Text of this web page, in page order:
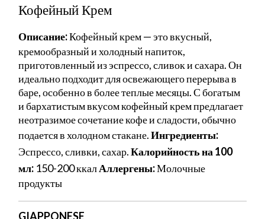
Кофейный Крем
Описание:Кофейный крем — это вкусный,
кремообразный и холодный напиток,
приготовленный из эспрессо, сливок и сахара. Он
идеально подходит для освежающего перерыва в
баре, особенно в более теплые месяцы. С богатым
и бархатистым вкусом кофейный крем предлагает
неотразимое сочетание кофе и сладости, обычно
подается в холодном стакане.Ингредиенты:
Эспрессо, сливки, сахар.Калорийность на 100
мл: 150-200 ккалАллергены:Молочные
продукты
GIAPPONESE